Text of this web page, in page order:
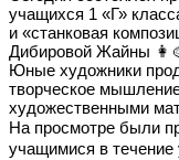
учащихся 1 «Г»
и «станковая
Дибировой Жайны
Юные художники
творческое
художественными
На просмотре были
учащимися в течение